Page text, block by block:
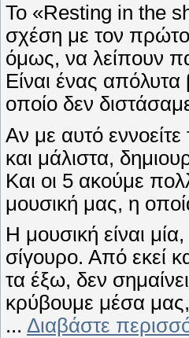
Το «Resting in the
σχέση με τον πρώτο
όμως, να λείπουν
Είναι ένας απόλυτα
οποίο δεν
Αν με αυτό
και μάλιστα,
Και οι 5 ακούμε
μουσική μας, η
Η μουσική είναι
σίγουρο. Από εκεί
τα έξω, δεν
κρύβουμε μέσα
... Διαβάστε